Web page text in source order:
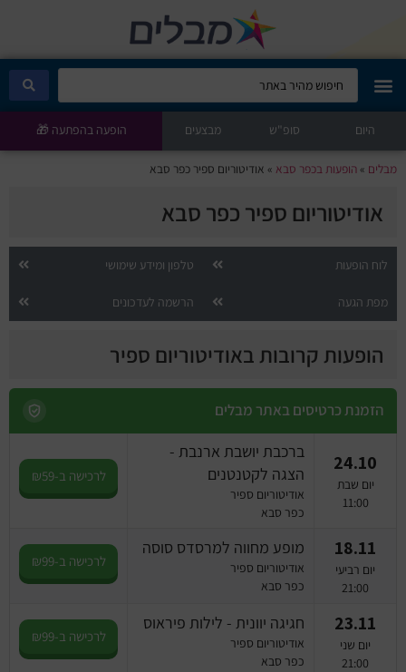
מבלים קלאב
הופעות היום
סטנדאפ
הצגות ילדים
הופעות חיות
הצגות תיאטרון
מחזות זמר
מחול ובלט
קונצרטים
הרצאות
סרטים
חופשה והופעה
היום סופ"ש מבצעים הופעה בהפתעה 🎁
מבלים »הופעות בכפר סבא » אודיטוריום ספיר כפר סבא
אודיטוריום ספיר כפר סבא
לוח הופעות טלפון ומידע שימושי
מפת הגעה הרשמה לעדכונים
הופעות קרובות באודיטוריום ספיר
הזמנת כרטיסים באתר מבלים
24.10
יום שבת
11:00
ברכבת יושבת ארנבת -
הצגה לקטנטנים
אודיטוריום ספיר
כפר סבא
לרכישה ב-₪59
18.11
יום רביעי
21:00
מופע מחווה למרסדס סוסה
אודיטוריום ספיר
כפר סבא
לרכישה ב-₪99
23.11
יום שני
21:00
חגיגה יוונית - לילות פיראוס
אודיטוריום ספיר
כפר סבא
לרכישה ב-₪99